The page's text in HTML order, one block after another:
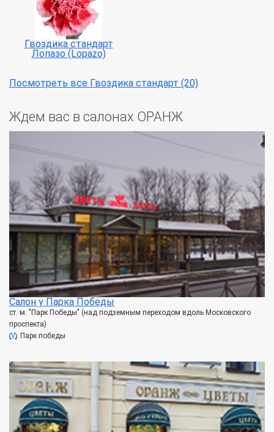
Гвоздика стандарт
Лопазо (Lopazo)
Посмотреть все Гвоздика стандарт (20)
Ждем вас в салонах ОРАНЖ
Салон у Парка Победы
ст. м. "Парк Победы" (над подземным переходом вдоль Московского
проспекта)
Парк победы